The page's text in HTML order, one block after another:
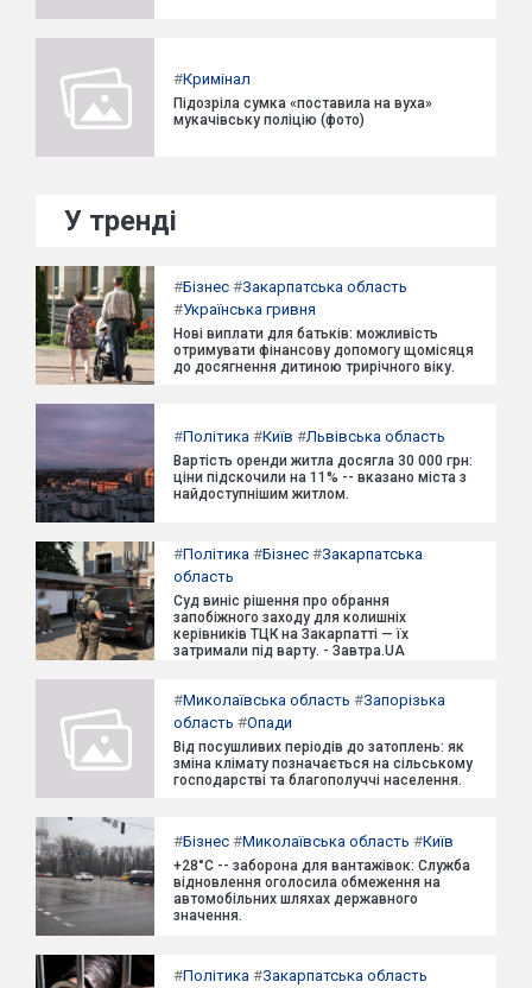
#Кримінал
Підозріла сумка «поставила на вуха»
мукачівську поліцію (фото)
У тренді
#Бізнес #Закарпатська область
#Українська гривня
Нові виплати для батьків: можливість
отримувати фінансову допомогу щомісяця
до досягнення дитиною трирічного віку.
#Політика #Київ #Львівська область
Вартість оренди житла досягла 30 000 грн:
ціни підскочили на 11% -- вказано міста з
найдоступнішим житлом.
#Політика #Бізнес #Закарпатська
область
Суд виніс рішення про обрання
запобіжного заходу для колишніх
керівників ТЦК на Закарпатті — їх
затримали під варту. - Завтра.UA
#Миколаївська область #Запорізька
область #Опади
Від посушливих періодів до затоплень: як
зміна клімату позначається на сільському
господарстві та благополуччі населення.
#Бізнес #Миколаївська область #Київ
+28°C -- заборона для вантажівок: Служба
відновлення оголосила обмеження на
автомобільних шляхах державного
значення.
#Політика #Закарпатська область